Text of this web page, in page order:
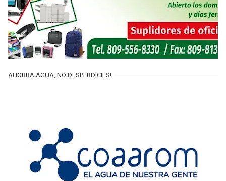
AHORRA AGUA, NO DESPERDICIES!